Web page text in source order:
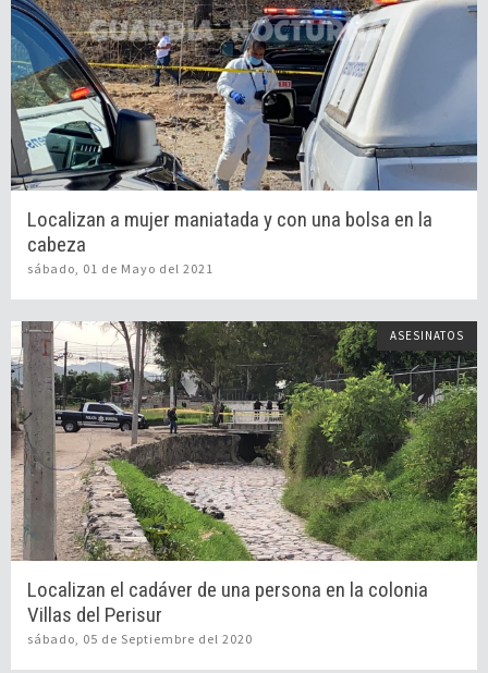
Localizan a mujer maniatada y con una bolsa en la
cabeza
sábado, 01 de Mayo del 2021
ASESINATOS
Localizan el cadáver de una persona en la colonia
Villas del Perisur
sábado, 05 de Septiembre del 2020